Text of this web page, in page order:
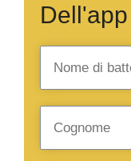
Dell'app